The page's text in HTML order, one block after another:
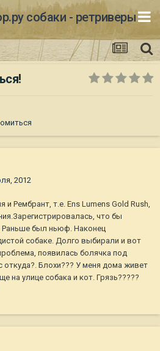
собаки - ретриверы
2012
и Рембрант, т.е. Ens Lumens Gold Rush,
что бы
Раньше был ньюф. Наконец
собаке. Долго выбирали и вот
появилась болячка под
откуда?. Блохи??? У меня дома живет
на улице собака и кот. Грязь?????